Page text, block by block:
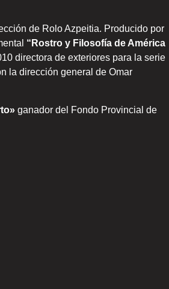
de Rolo Azpeitia. Producido por
“Rostro y Filosofía de América
directora de exteriores para la serie
la dirección general de Omar
ganador del Fondo Provincial de